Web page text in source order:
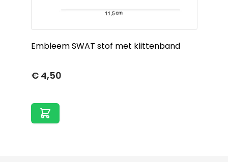
Embleem SWAT stof met klittenband
€ 4,50